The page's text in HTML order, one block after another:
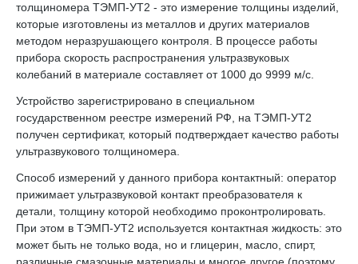
толщиномера ТЭМП-УТ2 - это измерение толщины изделий,
которые изготовлены из металлов и других материалов
методом неразрушающего контроля. В процессе работы
прибора скорость распространения ультразвуковых
колебаний в материале составляет от 1000 до 9999 м/с.
Устройство зарегистрировано в специальном
государственном реестре измерений РФ, на ТЭМП-УТ2
получен сертификат, который подтверждает качество работы
ультразвукового толщиномера.
Способ измерений у данного прибора контактный: оператор
прижимает ультразвуковой контакт преобразователя к
детали, толщину которой необходимо проконтролировать.
При этом в ТЭМП-УТ2 используется контактная жидкость: это
может быть не только вода, но и глицерин, масло, спирт,